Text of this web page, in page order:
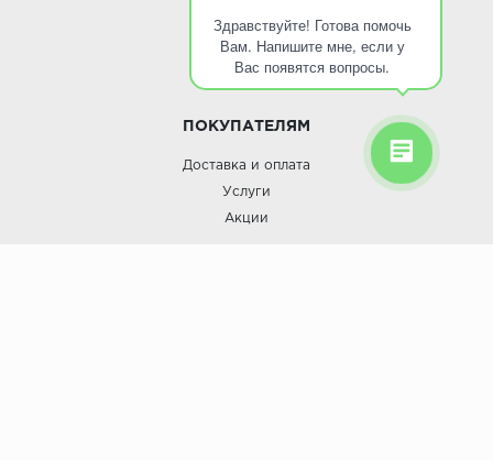
Здравствуйте! Готова помочь
Вам. Напишите мне, если у
Вас появятся вопросы.
О компании
ПОКУПАТЕЛЯМ
Доставка и оплата
Услуги
Акции